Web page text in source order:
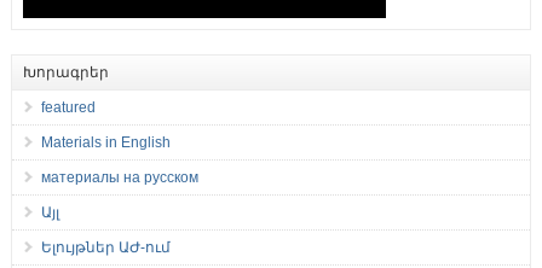
Խորագրեր
featured
Materials in English
материалы на русском
Այլ
Ելույթներ ԱԺ-ում